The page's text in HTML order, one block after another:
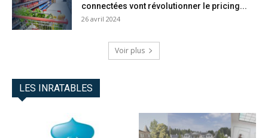
connectées vont révolutionner le pricing...
26 avril 2024
Voir plus
LES INRATABLES